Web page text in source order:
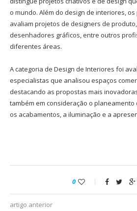
o mundo. Além do design de interiores,
avaliam projetos de designers de
desenhadores gráficos, entre outros
diferentes áreas.
A categoria de Design de Interiores foi
especialistas que analisou espaços
destacando as propostas mais
também em consideração o planeamento
os acabamentos, a iluminação e a
0
artigo anterior